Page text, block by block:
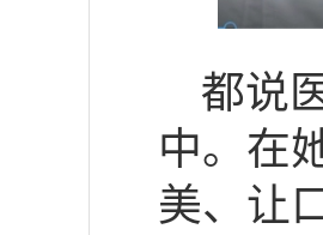
都说
中。在
美、让